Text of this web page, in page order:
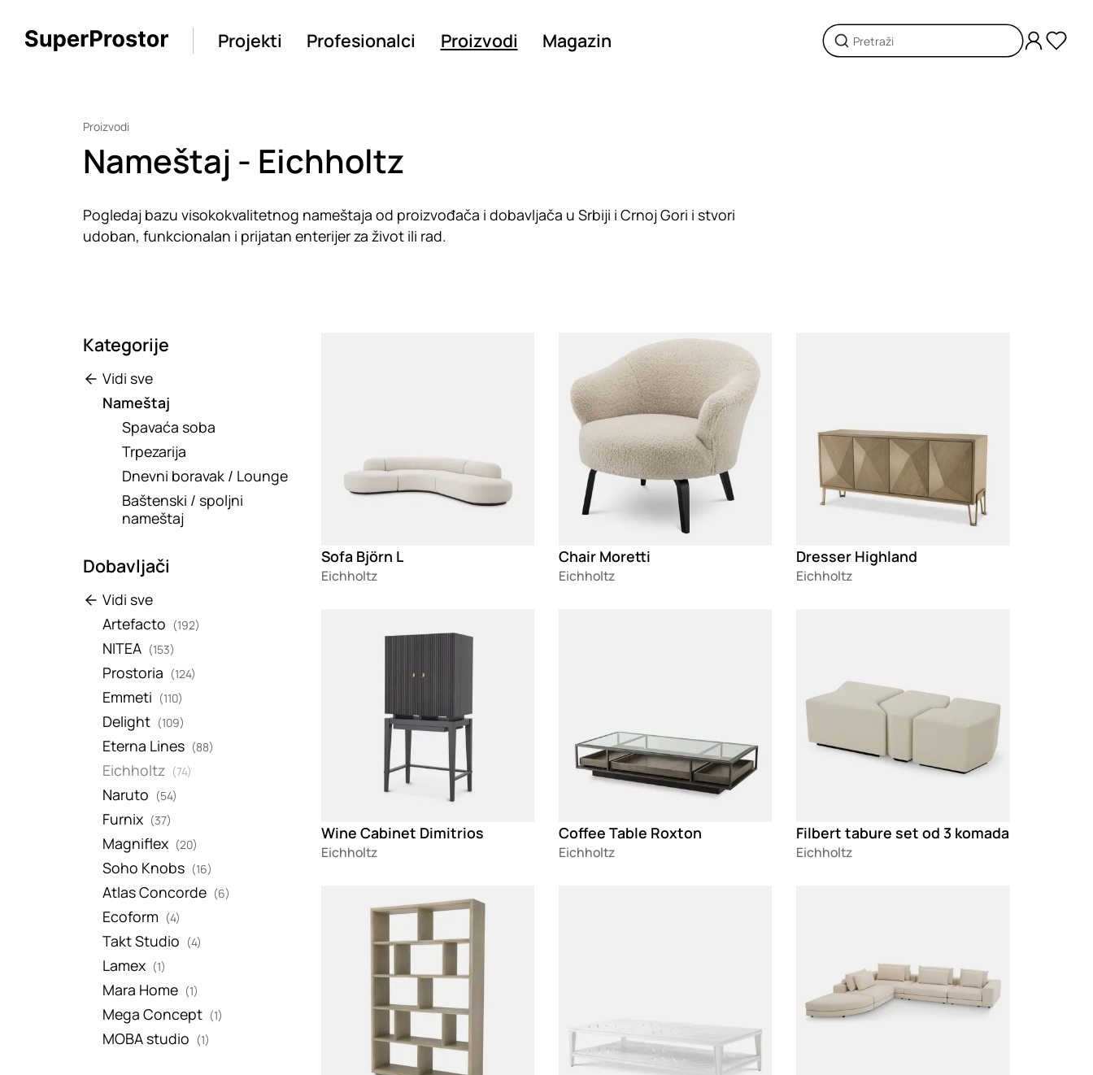
Projekti Profesionalci Proizvodi Magazin
Proizvodi
Nameštaj - Eichholtz
Pogledaj bazu visokokvalitetnog nameštaja od proizvođača i dobavljača u Srbiji i Crnoj Gori i stvori
udoban, funkcionalan i prijatan enterijer za život ili rad.
Kategorije
Vidi sve
Nameštaj
Spavaća soba
Trpezarija
Dnevni boravak / Lounge
Baštenski / spoljni
nameštaj
Dobavljači
Vidi sve
Artefacto (192)
NITEA (153)
Prostoria (124)
Emmeti (110)
Delight (109)
Eterna Lines (88)
Eichholtz (74)
Naruto (54)
Furnix (37)
Magniflex (20)
Soho Knobs (16)
Atlas Concorde (6)
Ecoform (4)
Takt Studio (4)
Lamex (1)
Mara Home (1)
Mega Concept (1)
MOBA studio (1)
Sofa Björn L
Eichholtz
Chair Moretti
Eichholtz
Dresser Highland
Eichholtz
Wine Cabinet Dimitrios
Eichholtz
Coffee Table Roxton
Eichholtz
Filbert tabure set od 3 komada
Eichholtz